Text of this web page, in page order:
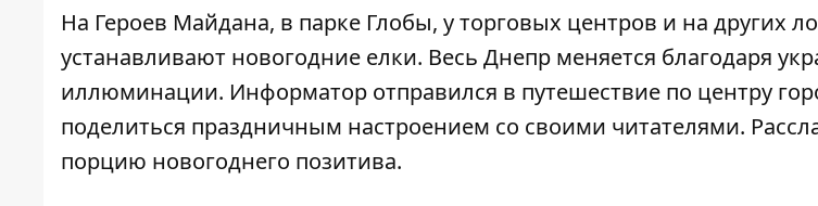
На Героев Майдана, в парке Глобы, у торговых центров и на других
устанавливают новогодние елки. Весь Днепр меняется благодаря
иллюминации. Информатор отправился в путешествие по центру
поделиться праздничным настроением со своими читателями.
порцию новогоднего позитива.